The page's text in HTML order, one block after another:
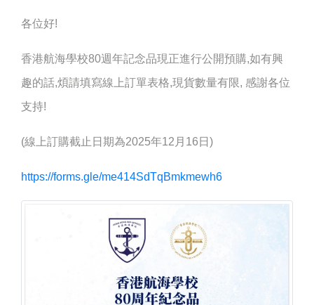
各位好!
香港航海學校80週年記念品現正進行公開預購,如有興
趣的話,煩請填寫線上訂單表格,現貨數量有限, 感謝各位
支持!
(線上訂購截止日期為2025年12月16日)
https://forms.gle/me414SdTqBmkmewh6